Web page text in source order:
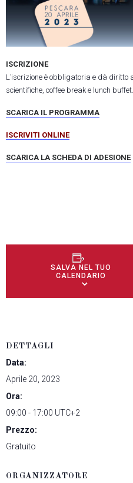
ISCRIZIONE
L’iscrizione è obbligatoria e dà diritto
scientifiche, coffee break e lunch buffet.
SCARICA IL PROGRAMMA
ISCRIVITI ONLINE
SCARICA LA SCHEDA DI ADESIONE
SALVA NEL TUO
CALENDARIO
DETTAGLI
Data:
Aprile 20, 2023
Ora:
09:00 - 17:00 UTC+2
Prezzo:
Gratuito
ORGANIZZATORE